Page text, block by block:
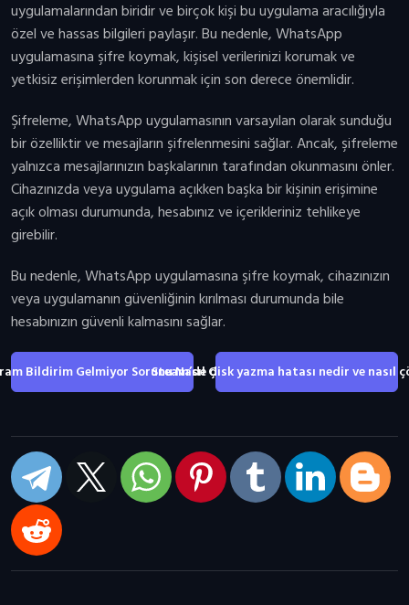
uygulamalarından biridir ve birçok kişi bu uygulama aracılığıyla
özel ve hassas bilgileri paylaşır. Bu nedenle, WhatsApp
uygulamasına şifre koymak, kişisel verilerinizi korumak ve
yetkisiz erişimlerden korunmak için son derece önemlidir.
Şifreleme, WhatsApp uygulamasının varsayılan olarak sunduğu
bir özelliktir ve mesajların şifrelenmesini sağlar. Ancak, şifreleme
yalnızca mesajlarınızın başkalarının tarafından okunmasını önler.
Cihazınızda veya uygulama açıkken başka bir kişinin erişimine
açık olması durumunda, hesabınız ve içerikleriniz tehlikeye
girebilir.
Bu nedenle, WhatsApp uygulamasına şifre koymak, cihazınızın
veya uygulamanın güvenliğinin kırılması durumunda bile
hesabınızın güvenli kalmasını sağlar.
Bildirim Gelmiyor Sorunu Nasıl Çözülür?Steam’de disk yazma hatası nedir ve nasıl